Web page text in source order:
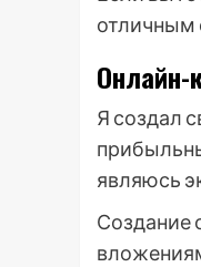
отличным
Онлайн-
Я создал
являюсь
Создание